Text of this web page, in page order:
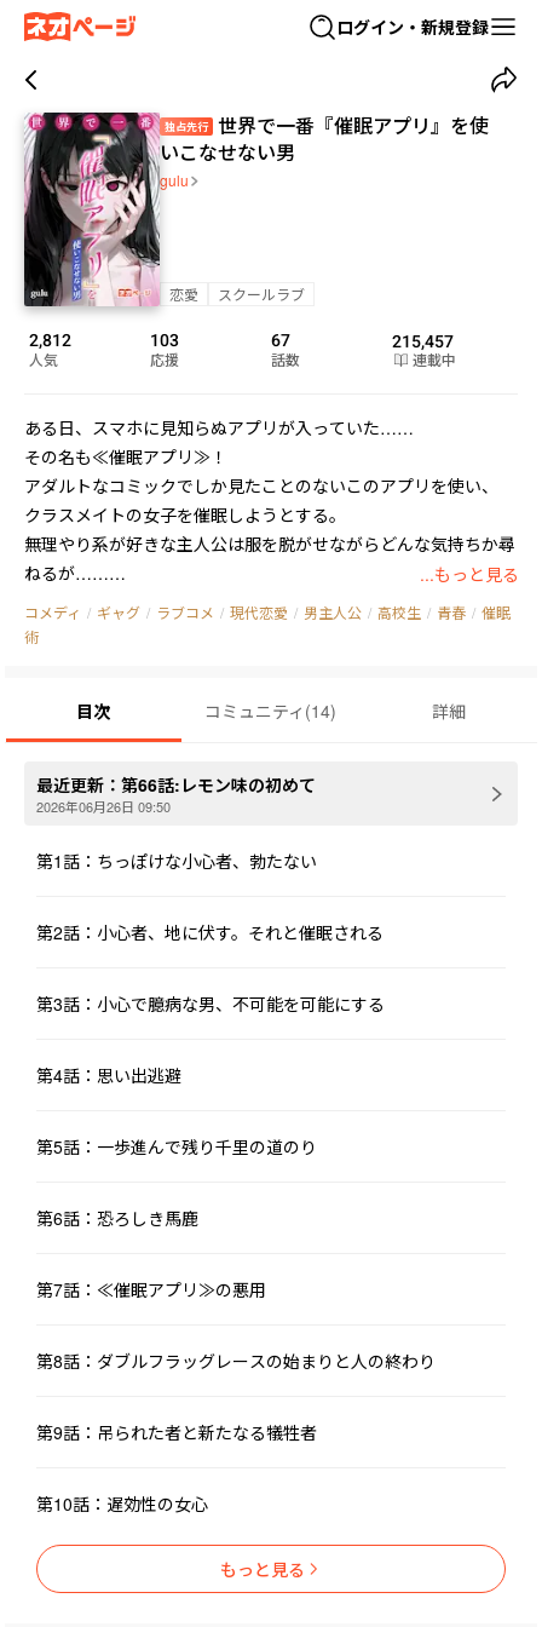
ログイン・新規登録
独占先行
世界で一番『催眠アプリ』を使
いこなせない男
gulu
恋愛 スクールラブ
2,812
人気
103
応援
67
話数
215,457
連載中
ある日、スマホに見知らぬアプリが入っていた……
その名も≪催眠アプリ≫！
アダルトなコミックでしか見たことのないこのアプリを使い、
クラスメイトの女子を催眠しようとする。
無理やり系が好きな主人公は服を脱がせながらどんな気持ちか尋
ねるが……
声を震わせ、涙を流す彼女の姿を見て逃げ出してしまったのだ！
二次元と三次元は違う……違うのだ！
彼女を落とすよう半ば強制的に迫られる！
しかしこの≪催眠アプリ≫を切っ掛けに、様々なトラブルや他の
女子を催眠してしまう事態にも！？
これは≪催眠アプリ≫という凄まじい力に振り回され、純愛ルー
...もっと見る
コメディ / ギャグ / ラブコメ / 現代恋愛 / 男主人公 / 高校生 / 青春 / 催眠
術
目次 コミュニティ (14) 詳細
最近更新： 第66話:レモン味の初めて
2026年06月26日 09:50
第1話：ちっぽけな小心者、勃たない
第2話：小心者、地に伏す。それと催眠される
第3話：小心で臆病な男、不可能を可能にする
第4話：思い出逃避
第5話：一歩進んで残り千里の道のり
第6話：恐ろしき馬鹿
第7話：≪催眠アプリ≫の悪用
第8話：ダブルフラッグレースの始まりと人の終わり
第9話：吊られた者と新たなる犠牲者
第10話：遅効性の女心
もっと見る